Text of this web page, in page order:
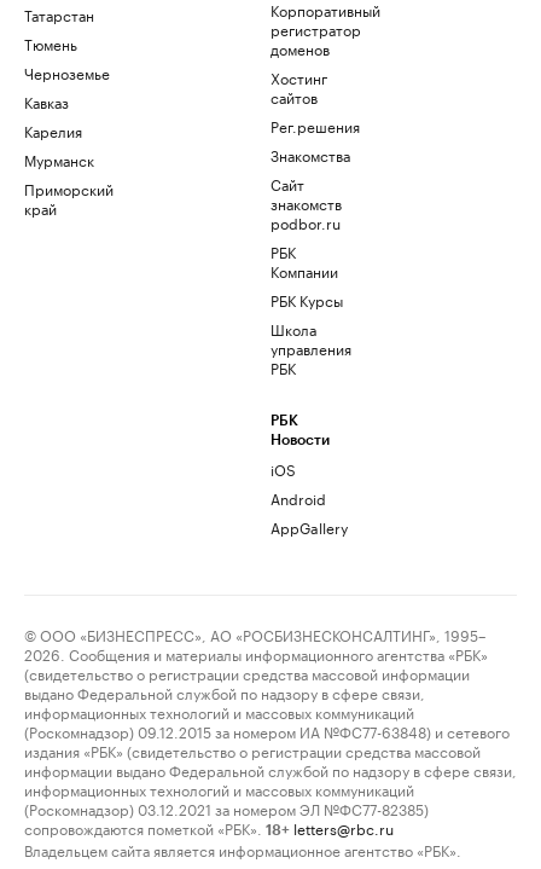
Татарстан
Тюмень
Черноземье
Кавказ
Карелия
Мурманск
Приморский
край
Корпоративный
регистратор
доменов
Хостинг
сайтов
Рег.решения
Знакомства
Сайт
знакомств
podbor.ru
РБК
Компании
РБК Курсы
Школа
управления
РБК
РБК
Новости
iOS
Android
AppGallery
© ООО «БИЗНЕСПРЕСС», АО «РОСБИЗНЕСКОНСАЛТИНГ», 1995–
2026. Сообщения и материалы информационного агентства «РБК»
(свидетельство о регистрации средства массовой информации
выдано Федеральной службой по надзору в сфере связи,
информационных технологий и массовых коммуникаций
(Роскомнадзор) 09.12.2015 за номером ИА №ФС77-63848) и сетевого
издания «РБК» (свидетельство о регистрации средства массовой
информации выдано Федеральной службой по надзору в сфере связи,
информационных технологий и массовых коммуникаций
(Роскомнадзор) 03.12.2021 за номером ЭЛ №ФС77-82385)
сопровождаются пометкой «РБК».
18+ letters@rbc.ru
Владельцем сайта является информационное агентство «РБК».